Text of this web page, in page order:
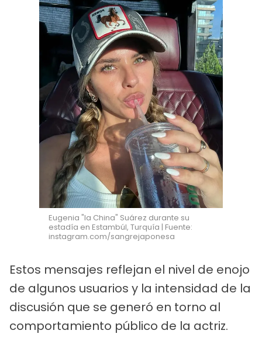
Eugenia "la China" Suárez durante su
estadía en Estambúl, Turquía | Fuente:
instagram.com/sangrejaponesa
Estos mensajes reflejan el nivel de enojo
de algunos usuarios y la intensidad de la
discusión que se generó en torno al
comportamiento público de la actriz.